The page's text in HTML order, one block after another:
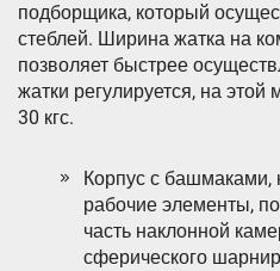
подборщика, который
стеблей. Ширина жатка на
позволяет быстрее
жатки регулируется, на
30 кгс.
Корпус с башмаками,
рабочие элементы,
часть наклонной
сферического